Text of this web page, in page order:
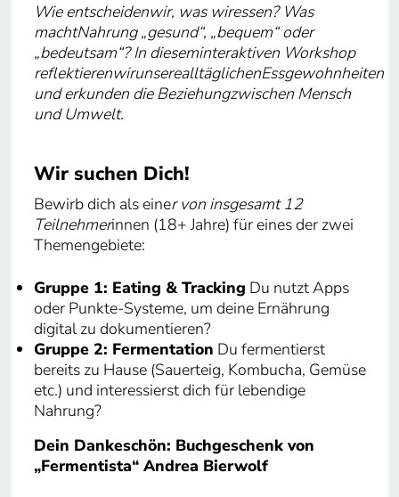
Wie entscheidenwir, was wiressen? Was
machtNahrung „gesund“, „bequem“ oder
„bedeutsam“? In dieseminteraktiven Workshop
reflektierenwirunserealltäglichenEssgewohnheiten
und erkunden die Beziehungzwischen Mensch
und Umwelt.
Wir suchen Dich!
Bewirb dich als einer von insgesamt 12
Teilnehmerinnen (18+ Jahre) für eines der zwei
Themengebiete:
Gruppe 1: Eating & Tracking Du nutzt Apps
oder Punkte-Systeme, um deine Ernährung
digital zu dokumentieren?
Gruppe 2: Fermentation Du fermentierst
bereits zu Hause (Sauerteig, Kombucha, Gemüse
etc.) und interessierst dich für lebendige
Nahrung?
Dein Dankeschön: Buchgeschenk von
„Fermentista“ Andrea Bierwolf